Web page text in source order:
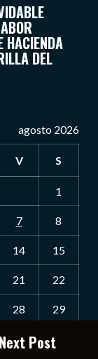
HACIENDA
DEL
agosto 2026
V S
1
7 8
14 15
21 22
28 29
Next Post